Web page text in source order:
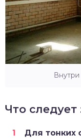
Что следует
Для тонких